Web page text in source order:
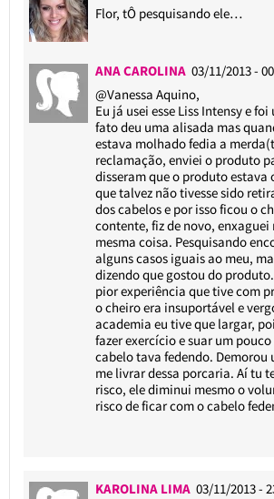
Flor, tÔ pesquisando ele…
ANA CAROLINA03/11/2013 -
@Vanessa Aquino,
Eu já usei esse Liss Intensy e
fato deu uma alisada mas
estava molhado fedia a
reclamação, enviei o produto
disseram que o produto estava
que talvez não tivesse sido
dos cabelos e por isso ficou o
contente, fiz de novo,
mesma coisa. Pesquisando
alguns casos iguais ao meu,
dizendo que gostou do
pior experiência que tive com
o cheiro era insuportável e
academia eu tive que largar,
fazer exercício e suar um
cabelo tava fedendo. Demorou
me livrar dessa porcaria. Aí tu
risco, ele diminui mesmo o
risco de ficar com o cabelo
KAROLINA LIMA 03/11/2013 -